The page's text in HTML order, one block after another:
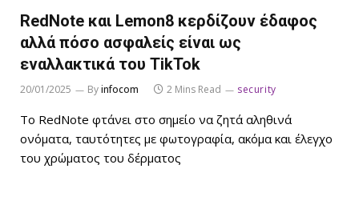
RedNote και Lemon8 κερδίζουν έδαφος
αλλά πόσο ασφαλείς είναι ως
εναλλακτικά του TikTok
20/01/2025 Byinfocom 2 Mins Read security
Το RedNote φτάνει στο σημείο να ζητά αληθινά
ονόματα, ταυτότητες με φωτογραφία, ακόμα και έλεγχο
του χρώματος του δέρματος